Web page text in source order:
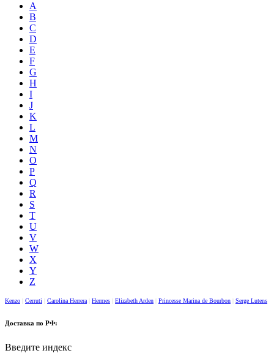
A
B
C
D
E
F
G
H
I
J
K
L
M
N
O
P
Q
R
S
T
U
V
W
X
Y
Z
Kenzo Cerruti Carolina Herrera Hermes Elizabeth Arden Princesse Marina de Bourbon Serge Lutens
Доставка по РФ:
Введите индекс